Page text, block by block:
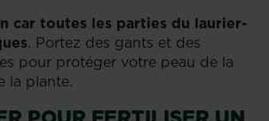
car toutes les parties du laurier-
. Portez des gants et des
pour protéger votre peau de la
la plante.